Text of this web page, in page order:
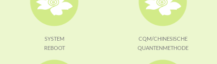
SYSTEM
REBOOT
CQM/CHINESISCHE
QUANTENMETHODE